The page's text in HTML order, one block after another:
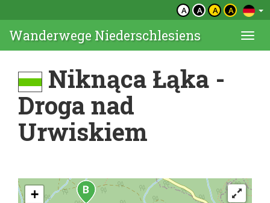
A A A A
Wanderwege Niederschlesiens
Niknąca Łąka -
Droga nad
Urwiskiem
+